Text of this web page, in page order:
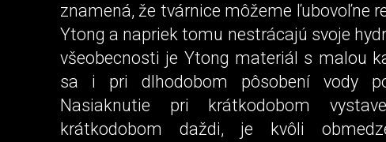
znamená, že tvárnice môžeme ľubovoľne
Ytong a napriek tomu nestrácajú svoje
všeobecnosti je Ytong materiál s malou
sa i pri dlhodobom pôsobení vody
Nasiaknutie pri krátkodobom
krátkodobom daždi, je kvôli